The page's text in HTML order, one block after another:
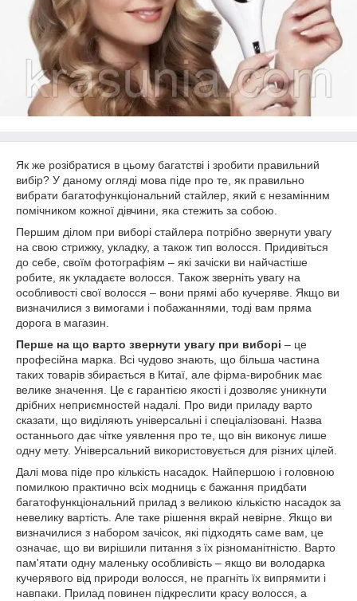
Як же розібратися в цьому багатстві і зробити правильний
вибір? У даному огляді мова піде про те, як правильно
вибрати багатофункціональний стайлер, який є незамінним
помічником кожної дівчини, яка стежить за собою.
Першим ділом при виборі стайлера потрібно звернути увагу
на свою стрижку, укладку, а також тип волосся. Придивіться
до себе, своїм фотографіям – які зачіски ви найчастіше
робите, як укладаєте волосся. Також зверніть увагу на
особливості свої волосся – вони прямі або кучеряве. Якщо ви
визначилися з вимогами і побажаннями, тоді вам пряма
дорога в магазин.
Перше на що варто звернути увагу при виборі – це
професійна марка. Всі чудово знають, що більша частина
таких товарів збирається в Китаї, але фірма-виробник має
велике значення. Це є гарантією якості і дозволяє уникнути
дрібних неприємностей надалі. Про види приладу варто
сказати, що виділяють універсальні і спеціалізовані. Назва
останнього дає чітке уявлення про те, що він виконує лише
одну мету. Універсальний використовується для різних цілей.
Далі мова піде про кількість насадок. Найпершою і головною
помилкою практично всіх модниць є бажання придбати
багатофункціональний прилад з великою кількістю насадок за
невелику вартість. Але таке рішення вкрай невірне. Якщо ви
визначилися з набором зачісок, які підходять саме вам, це
означає, що ви вирішили питання з їх різноманітністю. Варто
пам'ятати одну маленьку особливість – якщо ви володарка
кучерявого від природи волосся, не прагніть їх випрямити і
навпаки. Прилад повинен підкреслити красу волосся, а